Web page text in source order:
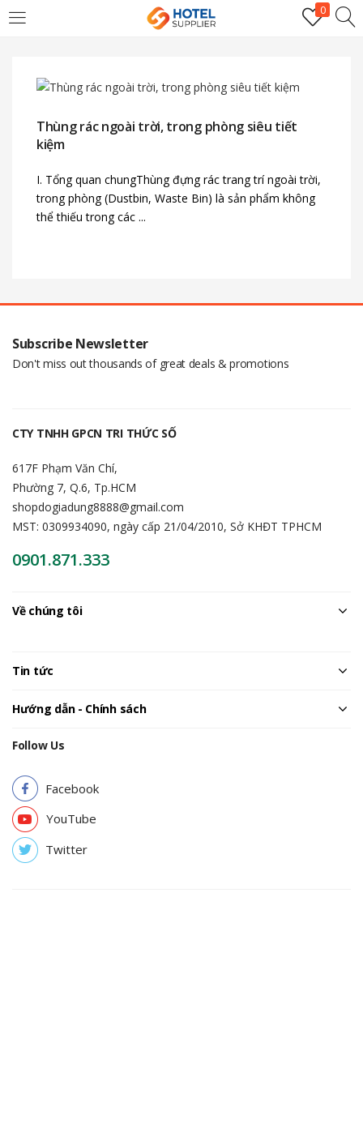
0
Enter your username and password to login.
Remember me
Lost password?
Thùng rác ngoài trời, trong phòng siêu tiết
kiệm
I. Tổng quan chungThùng đựng rác trang trí ngoài trời,
trong phòng (Dustbin, Waste Bin) là sản phẩm không
thể thiếu trong các ...
Subscribe Newsletter
Don't miss out thousands of great deals & promotions
CTY TNHH GPCN TRI THỨC SỐ
617F Phạm Văn Chí,
Phường 7, Q.6, Tp.HCM
shopdogiadung8888@gmail.com
MST: 0309934090, ngày cấp 21/04/2010, Sở KHĐT TPHCM
0901.871.333
Về chúng tôi
Tin tức
Hướng dẫn - Chính sách
Follow Us
Facebook
YouTube
Twitter